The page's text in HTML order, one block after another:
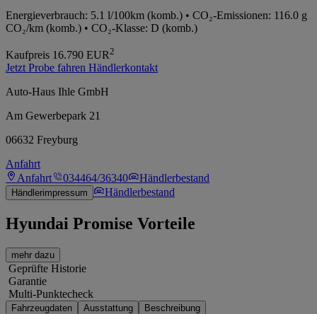
Energieverbrauch: 5.1 l/100km (komb.) • CO₂-Emissionen: 116.0 g
CO₂/km (komb.) • CO₂-Klasse: D (komb.)
Kaufpreis 16.790 EUR 2
Jetzt Probe fahren Händlerkontakt
Auto-Haus Ihle GmbH
Am Gewerbepark 21
06632 Freyburg
Anfahrt
Anfahrt
034464/36340 Händlerbestand
Händlerimpressum Händlerbestand
Hyundai Promise Vorteile
mehr dazu
Geprüfte Historie
Garantie
Multi-Punktecheck
Fahrzeugdaten Ausstattung Beschreibung